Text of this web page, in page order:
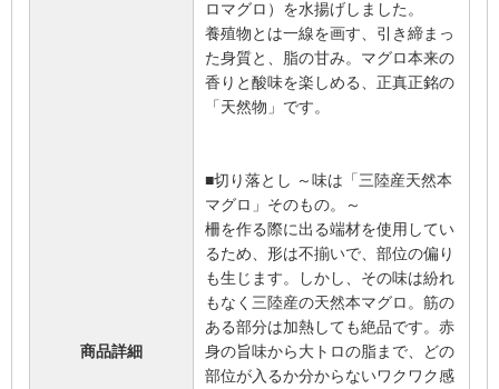
商品詳細
ロマグロ）を水揚げしました。
養殖物とは一線を画す、引き締まっ
た身質と、脂の甘み。マグロ本来の
香りと酸味を楽しめる、正真正銘の
「天然物」です。
■切り落とし ～味は「三陸産天然本
マグロ」そのもの。～
柵を作る際に出る端材を使用してい
るため、形は不揃いで、部位の偏り
も生じます。しかし、その味は紛れ
もなく三陸産の天然本マグロ。筋の
ある部分は加熱しても絶品です。赤
身の旨味から大トロの脂まで、どの
部位が入るか分からないワクワク感